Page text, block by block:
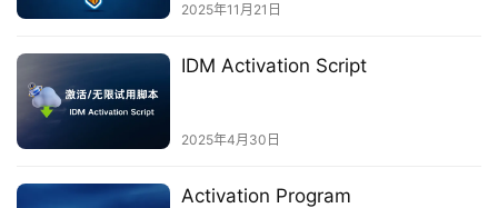
2025年11月21日
IDM Activation Script
2025年4月30日
Activation Program